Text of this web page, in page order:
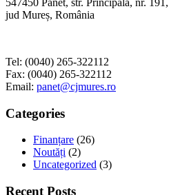
jud Mureș, România
Tel: (0040) 265-322112
Fax: (0040) 265-322112
Email: panet@cjmures.ro
Categories
Finanțare (26)
Noutăți (2)
Uncategorized (3)
Recent Posts